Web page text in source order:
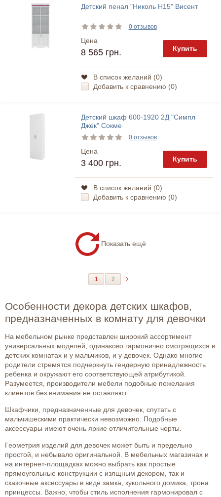
Детский пенал "Николь Н15" Висент
0 отзывов
Цена
8 565 грн. Купить
В список желаний (0)
Добавить к сравнению (0)
Детский шкаф 600-1920 2Д "Симпл
Джек" Сокме
0 отзывов
Цена
3 400 грн. Купить
В список желаний (0)
Добавить к сравнению (0)
Показать ещё
1 2
Особенности декора детских шкафов,
предназначенных в комнату для девочки
На мебельном рынке представлен широкий ассортимент
универсальных моделей, одинаково гармонично смотрящихся в
детских комнатах и у мальчиков, и у девочек. Однако многие
родители стремятся подчеркнуть гендерную принадлежность
ребенка и окружают его соответствующей атрибутикой.
Разумеется, производители мебели подобные пожелания
клиентов без внимания не оставляют.
Шкафчики, предназначенные для девочек, спутать с
мальчишескими практически невозможно. Подобные
аксессуары имеют очень яркие отличительные черты.
Геометрия изделий для девочек может быть и предельно
простой, и небывало оригинальной. В мебельных магазинах и
на интернет-площадках можно выбрать как простые
прямоугольные конструкции с изящным декором, так и
сказочные аксессуары в виде замка, кукольного домика, трона
принцессы. Важно, чтобы стиль исполнения гармонировал с